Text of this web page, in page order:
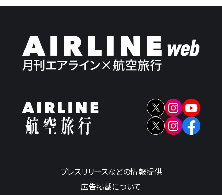
プレスリリースなどの情報提供
広告掲載について